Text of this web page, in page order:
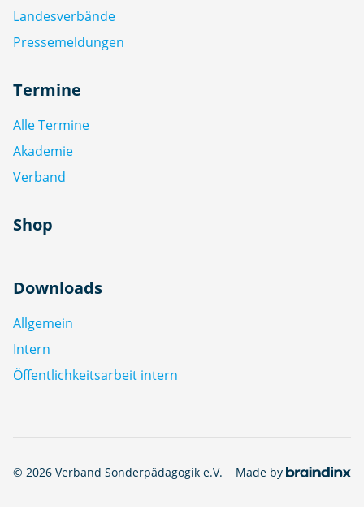
Landesverbände
Pressemeldungen
Termine
Alle Termine
Akademie
Verband
Shop
Downloads
Allgemein
Intern
Öffentlichkeitsarbeit intern
© 2026 Verband Sonderpädagogik e.V. Made by